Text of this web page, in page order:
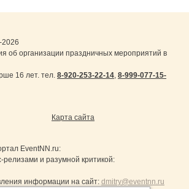
2026
об организации праздничных мероприятий в
16 лет. тел. 8-920-253-22-14, 8-999-077-15-
Карта сайта
EventNN.ru:
релизами и разумной критикой:
информации на сайт: dmitry@eventnn.ru